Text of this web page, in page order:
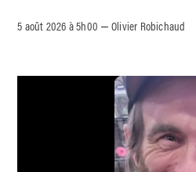
5 août 2026 à 5h00 –Olivier Robichaud